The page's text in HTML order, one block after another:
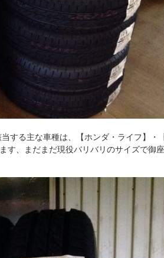
する主な車種は、【ホンダ・ライフ】・
す、まだまだ現役バリバリのサイズで御